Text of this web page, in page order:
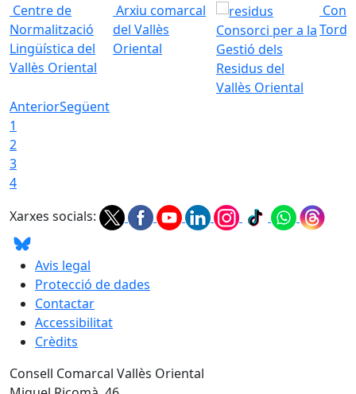
Centre de
Normalització
Lingüística del
Vallès Oriental
Arxiu comarcal
del Vallès
Oriental
Consorci per a la
Gestió dels
Residus del
Vallès Oriental
AnteriorSegüent
1
2
3
4
Xarxes socials:
Avis legal
Protecció de dades
Contactar
Accessibilitat
Crèdits
Consell Comarcal Vallès Oriental